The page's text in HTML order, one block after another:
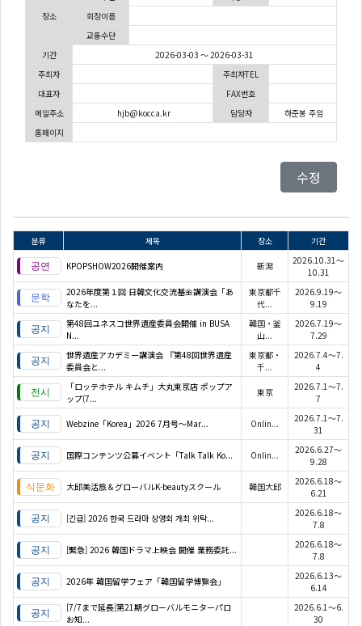
장소
회장이름
교통수단
기간
2026-03-03 ～ 2026-03-31
주최자
주최자TEL
대표자
FAX번호
메일주소
hjb@kocca.kr 담당자
하준봉 주임
홈페이지
수정
분류 제목 장소 기간
KPOPSHOW2026開催案内 新潟
2026.10.31～
10.31
2026年度第１回 日韓文化交流基金講演会「あ
なたを...
東京都千
代...
2026.9.19～
9.19
第48回ユネスコ世界遺産委員会開催 in BUSA
N...
韓国・釜
山...
2026.7.19～
7.29
世界遺産アカデミー講演会 『第48回世界遺産
委員会と...
東京都・
千...
2026.7.4～7.
4
「ロッテホテル キムチ」大丸東京店 ポップア
ップ(7...
東京
2026.7.1～7.
7
Webzine「Korea」2026 7月号～Mar... Onlin...
2026.7.1～7.
31
国際コンテンツ公募イベント「Talk Talk Ko... Onlin...
2026.6.27～
9.28
大邱美活旅＆グローバルK-beautyスクール 韓国大邱
2026.6.18～
6.21
[긴급] 2026 한국 드라마 상영회 개최 위탁...
2026.6.18～
7.8
[緊急] 2026 韓国ドラマ上映会 開催 業務委託...
2026.6.18～
7.8
2026年 韓国留学フェア「韓国留学博覧会」
2026.6.13～
6.14
[7/7まで延長]第21期グローバルモニターパロ
お知...
2026.6.1～6.
30